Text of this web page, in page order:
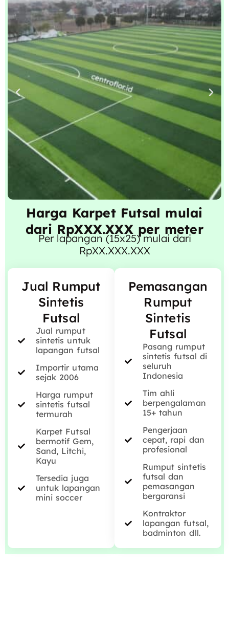
Harga Karpet Futsal mulai
dari RpXXX.XXX per meter
Per lapangan (15x25) mulai dari
RpXX.XXX.XXX
Jual Rumput
Sintetis
Futsal
Jual rumput
sintetis untuk
lapangan futsal
Importir utama
sejak 2006
Harga rumput
sintetis futsal
termurah
Karpet Futsal
bermotif Gem,
Sand, Litchi,
Kayu
Tersedia juga
untuk lapangan
mini soccer
Pemasangan
Rumput
Sintetis
Futsal
Pasang rumput
sintetis futsal di
seluruh
Indonesia
Tim ahli
berpengalaman
15+ tahun
Pengerjaan
cepat, rapi dan
profesional
Rumput sintetis
futsal dan
pemasangan
bergaransi
Kontraktor
lapangan futsal,
badminton dll.